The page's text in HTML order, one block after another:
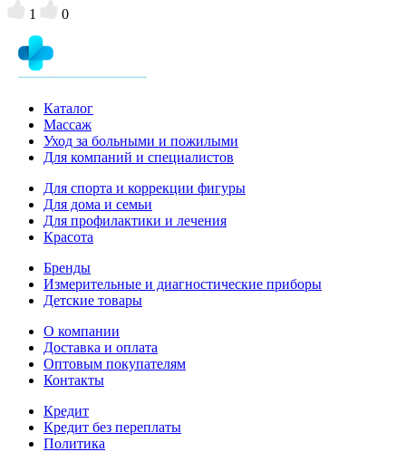
1
0
Каталог
Массаж
Уход за больными и пожилыми
Для компаний и специалистов
Для спорта и коррекции фигуры
Для дома и семьи
Для профилактики и лечения
Красота
Бренды
Измерительные и диагностические приборы
Детские товары
О компании
Доставка и оплата
Оптовым покупателям
Контакты
Кредит
Кредит без переплаты
Политика